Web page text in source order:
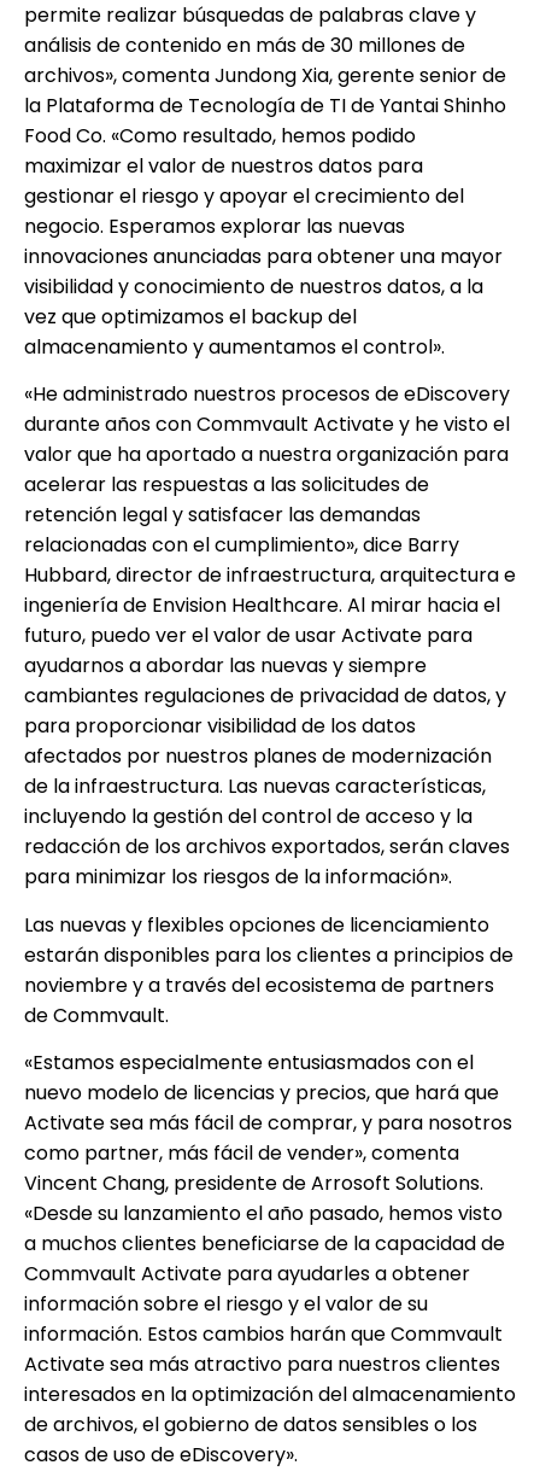
permite realizar búsquedas de palabras clave y
análisis de contenido en más de 30 millones de
archivos», comenta Jundong Xia, gerente senior de
la Plataforma de Tecnología de TI de Yantai Shinho
Food Co. «Como resultado, hemos podido
maximizar el valor de nuestros datos para
gestionar el riesgo y apoyar el crecimiento del
negocio. Esperamos explorar las nuevas
innovaciones anunciadas para obtener una mayor
visibilidad y conocimiento de nuestros datos, a la
vez que optimizamos el backup del
almacenamiento y aumentamos el control».
«He administrado nuestros procesos de eDiscovery
durante años con Commvault Activate y he visto el
valor que ha aportado a nuestra organización para
acelerar las respuestas a las solicitudes de
retención legal y satisfacer las demandas
relacionadas con el cumplimiento», dice Barry
Hubbard, director de infraestructura, arquitectura e
ingeniería de Envision Healthcare. Al mirar hacia el
futuro, puedo ver el valor de usar Activate para
ayudarnos a abordar las nuevas y siempre
cambiantes regulaciones de privacidad de datos, y
para proporcionar visibilidad de los datos
afectados por nuestros planes de modernización
de la infraestructura. Las nuevas características,
incluyendo la gestión del control de acceso y la
redacción de los archivos exportados, serán claves
para minimizar los riesgos de la información».
Las nuevas y flexibles opciones de licenciamiento
estarán disponibles para los clientes a principios de
noviembre y a través del ecosistema de partners
de Commvault.
«Estamos especialmente entusiasmados con el
nuevo modelo de licencias y precios, que hará que
Activate sea más fácil de comprar, y para nosotros
como partner, más fácil de vender», comenta
Vincent Chang, presidente de Arrosoft Solutions.
«Desde su lanzamiento el año pasado, hemos visto
a muchos clientes beneficiarse de la capacidad de
Commvault Activate para ayudarles a obtener
información sobre el riesgo y el valor de su
información. Estos cambios harán que Commvault
Activate sea más atractivo para nuestros clientes
interesados en la optimización del almacenamiento
de archivos, el gobierno de datos sensibles o los
casos de uso de eDiscovery».